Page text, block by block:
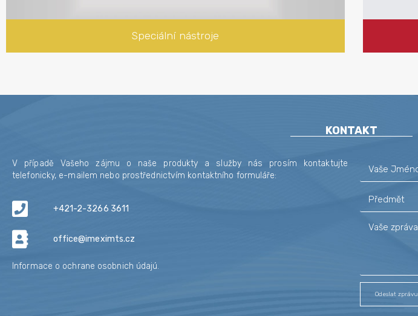
Speciální nástroje
KONTAKT
V případě Vašeho zájmu o naše produkty a služby nás prosím kontaktujte
telefonicky, e-mailem nebo prostřednictvím kontaktního formuláře:
+421-2-3266 3611
office@imeximts.cz
Informace o ochrane osobnich údajú.
Odeslat zprávu